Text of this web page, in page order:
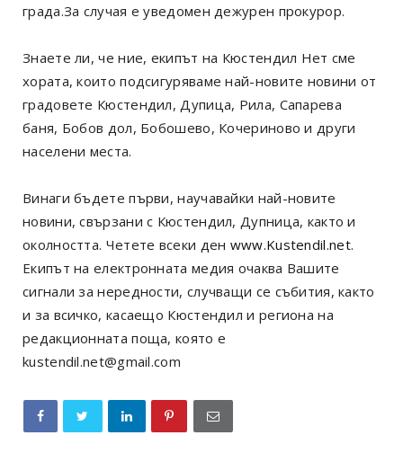
града.За случая е уведомен дежурен прокурор.
Знаете ли, че ние, екипът на Кюстендил Нет сме
хората, които подсигуряваме най-новите новини от
градовете Кюстендил, Дупица, Рила, Сапарева
баня, Бобов дол, Бобошево, Кочериново и други
населени места.
Винаги бъдете първи, научавайки най-новите
новини, свързани с Кюстендил, Дупница, както и
околността. Четете всеки ден www.Kustendil.net.
Екипът на електронната медия очаква Вашите
сигнали за нередности, случващи се събития, както
и за всичко, касаещо Кюстендил и региона на
редакционната поща, която е
kustendil.net@gmail.com